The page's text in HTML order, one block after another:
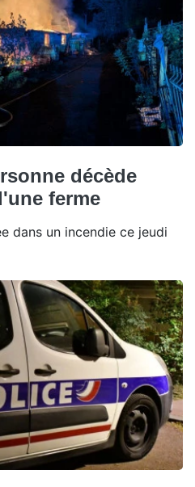
décède
ferme
dans un incendie ce jeudi